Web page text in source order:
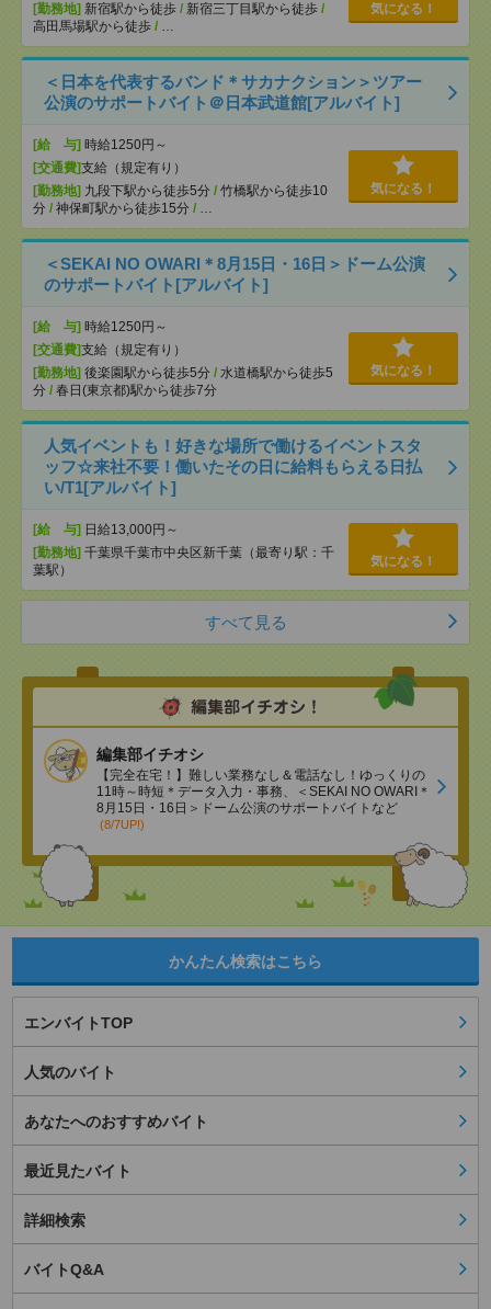
[勤務地] 新宿駅から徒歩 / 新宿三丁目駅から徒歩 /
高田馬場駅から徒歩 / …
気になる！
＜日本を代表するバンド＊サカナクション＞ツアー
公演のサポートバイト＠日本武道館[アルバイト]
[給 与] 時給1250円～
[交通費]支給（規定有り）
[勤務地] 九段下駅から徒歩5分 / 竹橋駅から徒歩10
分 / 神保町駅から徒歩15分 / …
気になる！
＜SEKAI NO OWARI＊8月15日・16日＞ドーム公演
のサポートバイト[アルバイト]
[給 与] 時給1250円～
[交通費]支給（規定有り）
[勤務地] 後楽園駅から徒歩5分 / 水道橋駅から徒歩5
分 / 春日(東京都)駅から徒歩7分
気になる！
人気イベントも！好きな場所で働けるイベントスタ
ッフ☆来社不要！働いたその日に給料もらえる日払
い/T1[アルバイト]
[給 与] 日給13,000円～
[勤務地] 千葉県千葉市中央区新千葉（最寄り駅：千
葉駅）
気になる！
すべて見る
編集部イチオシ
【完全在宅！】難しい業務なし＆電話なし！ゆっくりの
11時～時短＊データ入力・事務、＜SEKAI NO OWARI＊
8月15日・16日＞ドーム公演のサポートバイトなど
(8/7UP!)
かんたん検索はこちら
エンバイトTOP
人気のバイト
あなたへのおすすめバイト
最近見たバイト
詳細検索
バイトQ&A